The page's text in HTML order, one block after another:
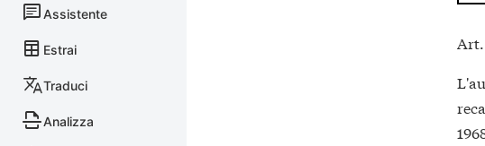
Assistente
Estrai
Traduci
Analizza
Art.